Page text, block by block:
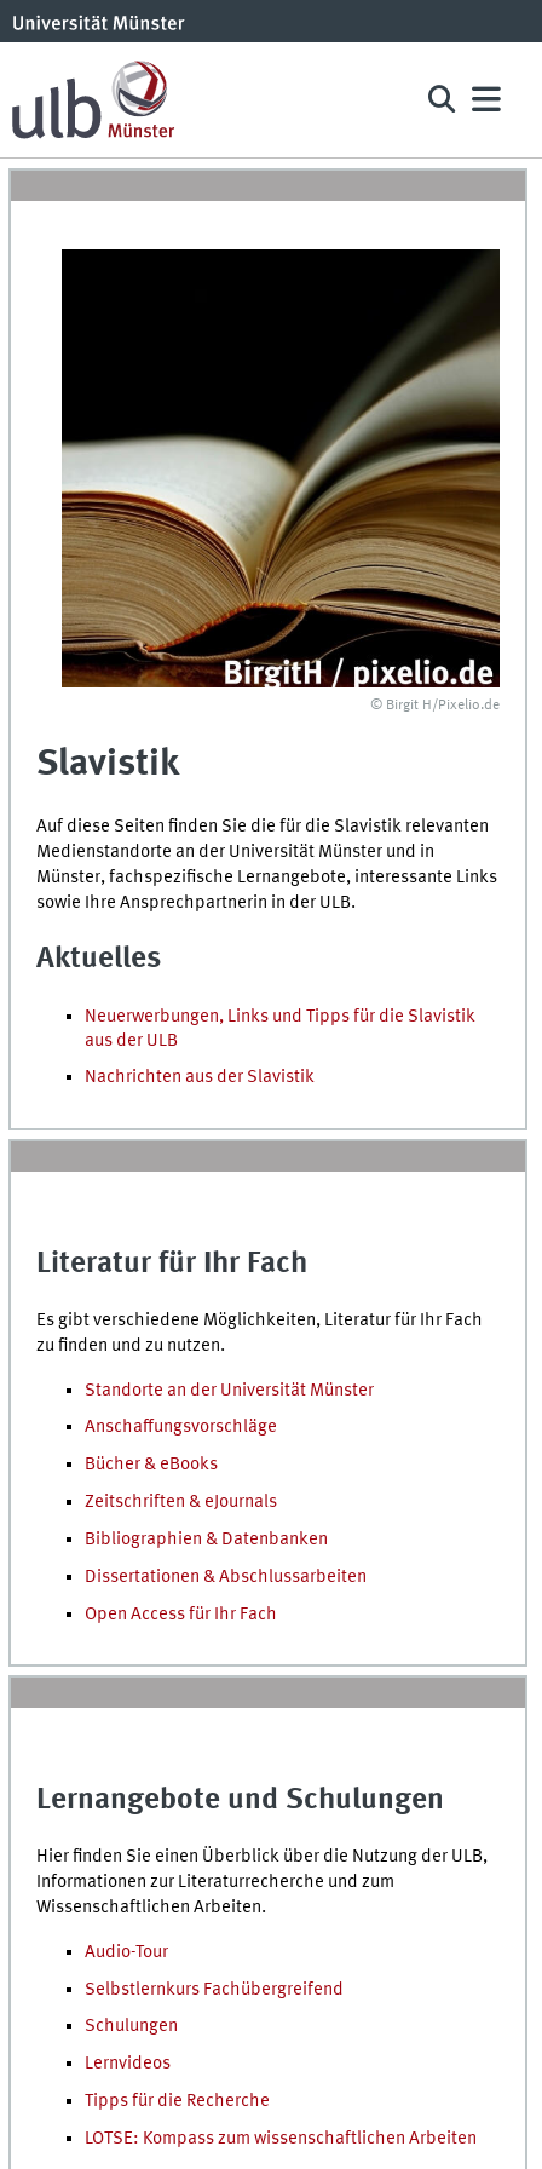
© Birgit H/Pixelio.de
Slavistik
Auf diese Seiten finden Sie die für die Slavistik relevanten
Medienstandorte an der Universität Münster und in
Münster, fachspezifische Lernangebote, interessante Links
sowie Ihre Ansprechpartnerin in der ULB.
Aktuelles
Neuerwerbungen, Links und Tipps für die Slavistik
aus der ULB
Nachrichten aus der Slavistik
Literatur für Ihr Fach
Es gibt verschiedene Möglichkeiten, Literatur für Ihr Fach
zu finden und zu nutzen.
Standorte an der Universität Münster
Anschaffungsvorschläge
Bücher & eBooks
Zeitschriften & eJournals
Bibliographien & Datenbanken
Dissertationen & Abschlussarbeiten
Open Access für Ihr Fach
Lernangebote und Schulungen
Hier finden Sie einen Überblick über die Nutzung der ULB,
Informationen zur Literaturrecherche und zum
Wissenschaftlichen Arbeiten.
Audio-Tour
Selbstlernkurs Fachübergreifend
Schulungen
Lernvideos
Tipps für die Recherche
LOTSE: Kompass zum wissenschaftlichen Arbeiten